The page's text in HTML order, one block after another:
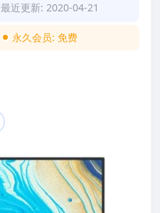
最近更新: 2020-04-21
永久会员: 免费